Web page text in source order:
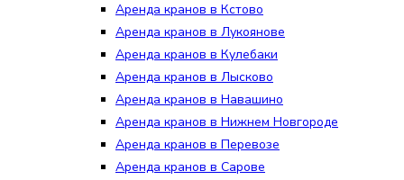
Аренда кранов в Кстово
Аренда кранов в Лукоянове
Аренда кранов в Кулебаки
Аренда кранов в Лысково
Аренда кранов в Навашино
Аренда кранов в Нижнем Новгороде
Аренда кранов в Перевозе
Аренда кранов в Сарове